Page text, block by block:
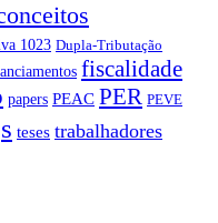
1023 Dupla-Tributação
fiscalidade
papers PEAC PER PEVE
s teses trabalhadores